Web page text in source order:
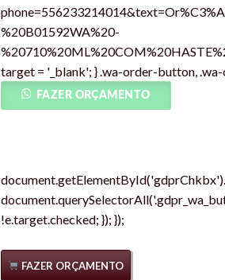
%20B01592WA%20-
target = '_blank'; } .wa-order-button,
FAZER ORÇAMENTO
!e.target.checked; }); });
FAZER ORÇAMENTO